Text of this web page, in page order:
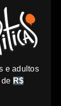
e adultos
de R$